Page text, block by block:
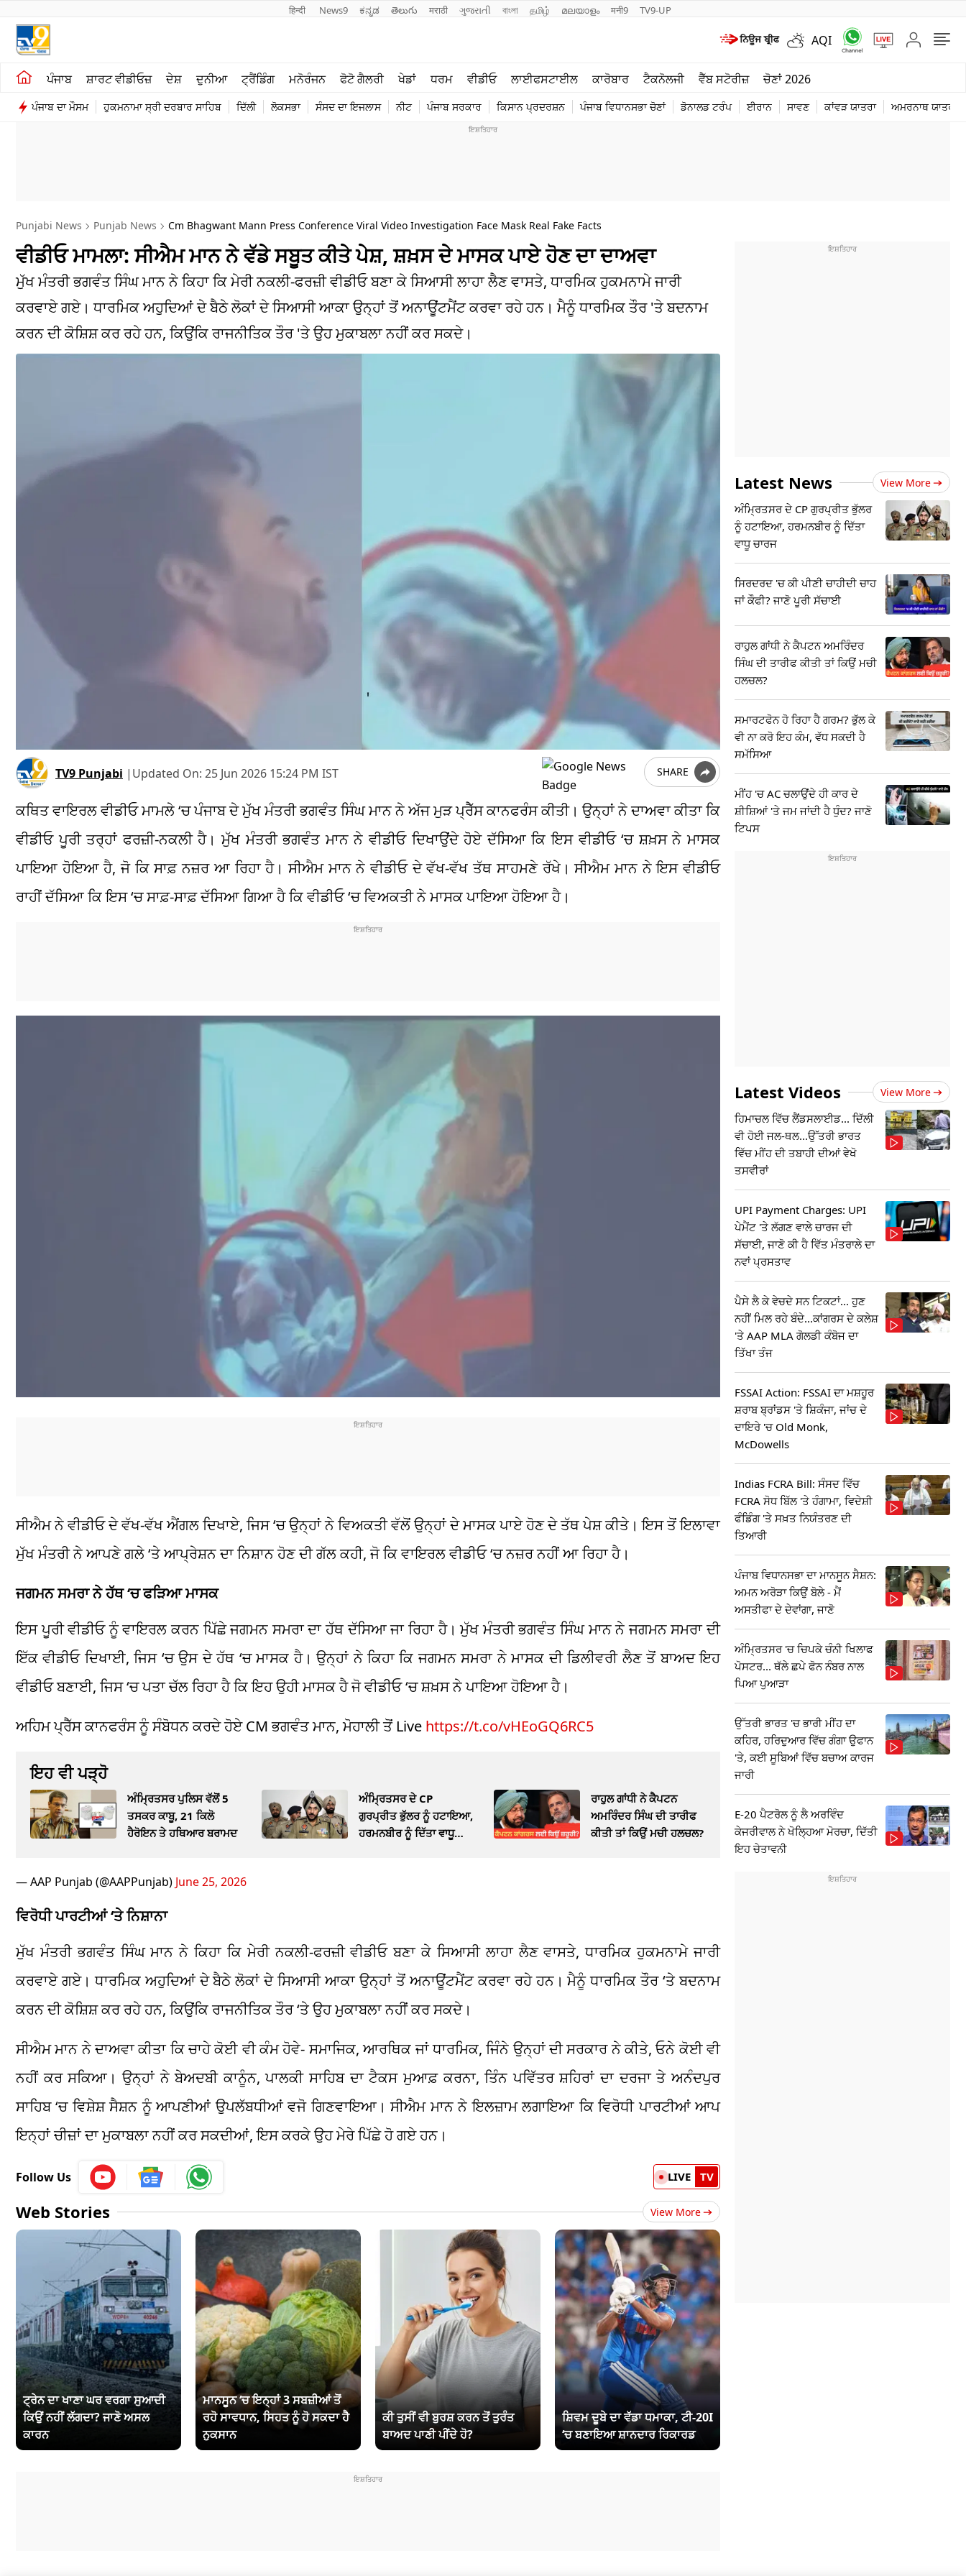
हिन्दी News9 ಕನ್ನಡ తెలుగు मराठी ગુજરાતી বাংলা தமிழ் മലയാളം मनी9 TV9-UP
AQI
ਪੰਜਾਬ ਸ਼ਾਰਟ ਵੀਡੀਓਜ਼ ਦੇਸ਼ ਦੁਨੀਆ ਟ੍ਰੈਂਡਿੰਗ ਮਨੋਰੰਜਨ ਫੋਟੋ ਗੈਲਰੀ ਖੇਡਾਂ ਧਰਮ ਵੀਡੀਓ ਲਾਈਫਸਟਾਈਲ ਕਾਰੋਬਾਰ ਟੈਕਨੋਲਜੀ ਵੈੱਬ ਸਟੋਰੀਜ਼ ਚੋਣਾਂ 2026
ਪੰਜਾਬ ਦਾ ਮੌਸਮ ਹੁਕਮਨਾਮਾ ਸ੍ਰੀ ਦਰਬਾਰ ਸਾਹਿਬ ਦਿੱਲੀ ਲੋਕਸਭਾ ਸੰਸਦ ਦਾ ਇਜਲਾਸ ਨੀਟ ਪੰਜਾਬ ਸਰਕਾਰ ਕਿਸਾਨ ਪ੍ਰਦਰਸ਼ਨ ਪੰਜਾਬ ਵਿਧਾਨਸਭਾ ਚੋਣਾਂ ਡੋਨਾਲਡ ਟਰੰਪ ਈਰਾਨ ਸਾਵਣ ਕਾਂਵੜ ਯਾਤਰਾ ਅਮਰਨਾਥ ਯਾਤਰਾ
ਖੇਤੀਬਾੜੀ
ਸ਼ਾਰਟ ਵੀਡੀਓਜ਼
ਮਨੋਰੰਜਨ
ਪੰਜਾਬ
ਟੈਕਨੋਲਜੀ
ਦੁਨੀਆ
Punjabi News Punjab News Cm Bhagwant Mann Press Conference Viral Video Investigation Face Mask Real Fake Facts
ਵੀਡੀਓ ਮਾਮਲਾ: ਸੀਐਮ ਮਾਨ ਨੇ ਵੱਡੇ ਸਬੂਤ ਕੀਤੇ ਪੇਸ਼, ਸ਼ਖ਼ਸ ਦੇ ਮਾਸਕ ਪਾਏ ਹੋਣ ਦਾ ਦਾਅਵਾ
ਮੁੱਖ ਮੰਤਰੀ ਭਗਵੰਤ ਸਿੰਘ ਮਾਨ ਨੇ ਕਿਹਾ ਕਿ ਮੇਰੀ ਨਕਲੀ-ਫਰਜ਼ੀ ਵੀਡੀਓ ਬਣਾ ਕੇ ਸਿਆਸੀ ਲਾਹਾ ਲੈਣ ਵਾਸਤੇ, ਧਾਰਮਿਕ ਹੁਕਮਨਾਮੇ ਜਾਰੀ
ਕਰਵਾਏ ਗਏ। ਧਾਰਮਿਕ ਅਹੁਦਿਆਂ ਦੇ ਬੈਠੇ ਲੋਕਾਂ ਦੇ ਸਿਆਸੀ ਆਕਾ ਉਨ੍ਹਾਂ ਤੋਂ ਅਨਾਊਂਟਮੈਂਟ ਕਰਵਾ ਰਹੇ ਹਨ। ਮੈਨੂੰ ਧਾਰਮਿਕ ਤੌਰ 'ਤੇ ਬਦਨਾਮ
ਕਰਨ ਦੀ ਕੋਸ਼ਿਸ਼ ਕਰ ਰਹੇ ਹਨ, ਕਿਉਂਕਿ ਰਾਜਨੀਤਿਕ ਤੌਰ 'ਤੇ ਉਹ ਮੁਕਾਬਲਾ ਨਹੀਂ ਕਰ ਸਕਦੇ।
TV9 Punjabi | Updated On: 25 Jun 2026 15:24 PM IST SHARE
ਕਥਿਤ ਵਾਇਰਲ ਵੀਡੀਓ ਮਾਮਲੇ ‘ਚ ਪੰਜਾਬ ਦੇ ਮੁੱਖ ਮੰਤਰੀ ਭਗਵੰਤ ਸਿੰਘ ਮਾਨ ਨੇ ਅੱਜ ਮੁੜ ਪ੍ਰੈੱਸ ਕਾਨਫਰੰਸ ਕੀਤੀ। ਉਨ੍ਹਾਂ ਨੇ ਦਾਅਵਾ ਕੀਤਾ ਕਿ
ਵੀਡੀਓ ਪੂਰੀ ਤਰ੍ਹਾਂ ਫਰਜ਼ੀ-ਨਕਲੀ ਹੈ। ਮੁੱਖ ਮੰਤਰੀ ਭਗਵੰਤ ਮਾਨ ਨੇ ਵੀਡੀਓ ਦਿਖਾਉਂਦੇ ਹੋਏ ਦੱਸਿਆ ਕਿ ਇਸ ਵੀਡੀਓ ‘ਚ ਸ਼ਖ਼ਸ ਨੇ ਮਾਸਕ
ਪਾਇਆ ਹੋਇਆ ਹੈ, ਜੋ ਕਿ ਸਾਫ਼ ਨਜ਼ਰ ਆ ਰਿਹਾ ਹੈ। ਸੀਐਮ ਮਾਨ ਨੇ ਵੀਡੀਓ ਦੇ ਵੱਖ-ਵੱਖ ਤੱਥ ਸਾਹਮਣੇ ਰੱਖੇ। ਸੀਐਮ ਮਾਨ ਨੇ ਇਸ ਵੀਡੀਓ
ਰਾਹੀਂ ਦੱਸਿਆ ਕਿ ਇਸ ‘ਚ ਸਾਫ਼-ਸਾਫ਼ ਦੱਸਿਆ ਗਿਆ ਹੈ ਕਿ ਵੀਡੀਓ ‘ਚ ਵਿਅਕਤੀ ਨੇ ਮਾਸਕ ਪਾਇਆ ਹੋਇਆ ਹੈ।
ਸੀਐਮ ਨੇ ਵੀਡੀਓ ਦੇ ਵੱਖ-ਵੱਖ ਐਂਗਲ ਦਿਖਾਏ, ਜਿਸ ‘ਚ ਉਨ੍ਹਾਂ ਨੇ ਵਿਅਕਤੀ ਵੱਲੋਂ ਉਨ੍ਹਾਂ ਦੇ ਮਾਸਕ ਪਾਏ ਹੋਣ ਦੇ ਤੱਥ ਪੇਸ਼ ਕੀਤੇ। ਇਸ ਤੋਂ ਇਲਾਵਾ
ਮੁੱਖ ਮੰਤਰੀ ਨੇ ਆਪਣੇ ਗਲੇ ‘ਤੇ ਆਪ੍ਰੇਸ਼ਨ ਦਾ ਨਿਸ਼ਾਨ ਹੋਣ ਦੀ ਗੱਲ ਕਹੀ, ਜੋ ਕਿ ਵਾਇਰਲ ਵੀਡੀਓ ‘ਚ ਨਜ਼ਰ ਨਹੀਂ ਆ ਰਿਹਾ ਹੈ।
ਜਗਮਨ ਸਮਰਾ ਨੇ ਹੱਥ ‘ਚ ਫੜਿਆ ਮਾਸਕ
ਇਸ ਪੂਰੀ ਵੀਡੀਓ ਨੂੰ ਵਾਇਰਲ ਕਰਨ ਪਿੱਛੇ ਜਗਮਨ ਸਮਰਾ ਦਾ ਹੱਥ ਦੱਸਿਆ ਜਾ ਰਿਹਾ ਹੈ। ਮੁੱਖ ਮੰਤਰੀ ਭਗਵੰਤ ਸਿੰਘ ਮਾਨ ਨੇ ਜਗਮਨ ਸਮਰਾ ਦੀ
ਇੱਕ ਵੀਡੀਓ ਦਿਖਾਈ, ਜਿਸ ‘ਚ ਉਸ ਦੇ ਹੱਥ ‘ਚ ਮਾਸਕ ਹੈ। ਉਨ੍ਹਾਂ ਨੇ ਕਿਹਾ ਕਿ ਜਗਮਨ ਸਮਰਾ ਨੇ ਮਾਸਕ ਦੀ ਡਿਲੀਵਰੀ ਲੈਣ ਤੋਂ ਬਾਅਦ ਇਹ
ਵੀਡੀਓ ਬਣਾਈ, ਜਿਸ ‘ਚ ਪਤਾ ਚੱਲ ਰਿਹਾ ਹੈ ਕਿ ਇਹ ਉਹੀ ਮਾਸਕ ਹੈ ਜੋ ਵੀਡੀਓ ‘ਚ ਸ਼ਖ਼ਸ ਨੇ ਪਾਇਆ ਹੋਇਆ ਹੈ।
ਅਹਿਮ ਪ੍ਰੈੱਸ ਕਾਨਫਰੰਸ ਨੂੰ ਸੰਬੋਧਨ ਕਰਦੇ ਹੋਏ CM ਭਗਵੰਤ ਮਾਨ, ਮੋਹਾਲੀ ਤੋਂ Live https://t.co/vHEoGQ6RC5
ਇਹ ਵੀ ਪੜ੍ਹੋ
ਅੰਮ੍ਰਿਤਸਰ ਪੁਲਿਸ ਵੱਲੋਂ 5
ਤਸਕਰ ਕਾਬੂ, 21 ਕਿਲੋ
ਹੈਰੋਇਨ ਤੇ ਹਥਿਆਰ ਬਰਾਮਦ
ਅੰਮ੍ਰਿਤਸਰ ਦੇ CP
ਗੁਰਪ੍ਰੀਤ ਭੁੱਲਰ ਨੂੰ ਹਟਾਇਆ,
ਹਰਮਨਬੀਰ ਨੂੰ ਦਿੱਤਾ ਵਾਧੂ
ਰਾਹੁਲ ਗਾਂਧੀ ਨੇ ਕੈਪਟਨ
ਅਮਰਿੰਦਰ ਸਿੰਘ ਦੀ ਤਾਰੀਫ
ਕੀਤੀ ਤਾਂ ਕਿਉਂ ਮਚੀ ਹਲਚਲ?
— AAP Punjab (@AAPPunjab) June 25, 2026
ਵਿਰੋਧੀ ਪਾਰਟੀਆਂ ‘ਤੇ ਨਿਸ਼ਾਨਾ
ਮੁੱਖ ਮੰਤਰੀ ਭਗਵੰਤ ਸਿੰਘ ਮਾਨ ਨੇ ਕਿਹਾ ਕਿ ਮੇਰੀ ਨਕਲੀ-ਫਰਜ਼ੀ ਵੀਡੀਓ ਬਣਾ ਕੇ ਸਿਆਸੀ ਲਾਹਾ ਲੈਣ ਵਾਸਤੇ, ਧਾਰਮਿਕ ਹੁਕਮਨਾਮੇ ਜਾਰੀ
ਕਰਵਾਏ ਗਏ। ਧਾਰਮਿਕ ਅਹੁਦਿਆਂ ਦੇ ਬੈਠੇ ਲੋਕਾਂ ਦੇ ਸਿਆਸੀ ਆਕਾ ਉਨ੍ਹਾਂ ਤੋਂ ਅਨਾਊਂਟਮੈਂਟ ਕਰਵਾ ਰਹੇ ਹਨ। ਮੈਨੂੰ ਧਾਰਮਿਕ ਤੌਰ ‘ਤੇ ਬਦਨਾਮ
ਕਰਨ ਦੀ ਕੋਸ਼ਿਸ਼ ਕਰ ਰਹੇ ਹਨ, ਕਿਉਂਕਿ ਰਾਜਨੀਤਿਕ ਤੌਰ ‘ਤੇ ਉਹ ਮੁਕਾਬਲਾ ਨਹੀਂ ਕਰ ਸਕਦੇ।
ਸੀਐਮ ਮਾਨ ਨੇ ਦਾਅਵਾ ਕੀਤਾ ਕਿ ਚਾਹੇ ਕੋਈ ਵੀ ਕੰਮ ਹੋਵੇ- ਸਮਾਜਿਕ, ਆਰਥਿਕ ਜਾਂ ਧਾਰਮਿਕ, ਜਿੰਨੇ ਉਨ੍ਹਾਂ ਦੀ ਸਰਕਾਰ ਨੇ ਕੀਤੇ, ਓਨੇ ਕੋਈ ਵੀ
ਨਹੀਂ ਕਰ ਸਕਿਆ। ਉਨ੍ਹਾਂ ਨੇ ਬੇਅਦਬੀ ਕਾਨੂੰਨ, ਪਾਲਕੀ ਸਾਹਿਬ ਦਾ ਟੈਕਸ ਮੁਆਫ਼ ਕਰਨਾ, ਤਿੰਨ ਪਵਿੱਤਰ ਸ਼ਹਿਰਾਂ ਦਾ ਦਰਜਾ ਤੇ ਅਨੰਦਪੁਰ
ਸਾਹਿਬ ‘ਚ ਵਿਸ਼ੇਸ਼ ਸੈਸ਼ਨ ਨੂੰ ਆਪਣੀਆਂ ਉਪਲੱਬਧੀਆਂ ਵਜੋ ਗਿਣਵਾਇਆ। ਸੀਐਮ ਮਾਨ ਨੇ ਇਲਜ਼ਾਮ ਲਗਾਇਆ ਕਿ ਵਿਰੋਧੀ ਪਾਰਟੀਆਂ ਆਪ
ਇਨ੍ਹਾਂ ਚੀਜ਼ਾਂ ਦਾ ਮੁਕਾਬਲਾ ਨਹੀਂ ਕਰ ਸਕਦੀਆਂ, ਇਸ ਕਰਕੇ ਉਹ ਮੇਰੇ ਪਿੱਛੇ ਹੋ ਗਏ ਹਨ।
Follow Us LIVE TV
Web Stories View More
ਟ੍ਰੇਨ ਦਾ ਖਾਣਾ ਘਰ ਵਰਗਾ ਸੁਆਦੀ
ਕਿਉਂ ਨਹੀਂ ਲੱਗਦਾ? ਜਾਣੋ ਅਸਲ
ਕਾਰਨ
ਮਾਨਸੂਨ ‘ਚ ਇਨ੍ਹਾਂ 3 ਸਬਜ਼ੀਆਂ ਤੋਂ
ਰਹੋ ਸਾਵਧਾਨ, ਸਿਹਤ ਨੂੰ ਹੋ ਸਕਦਾ ਹੈ
ਨੁਕਸਾਨ
ਕੀ ਤੁਸੀਂ ਵੀ ਬੁਰਸ਼ ਕਰਨ ਤੋਂ ਤੁਰੰਤ
ਬਾਅਦ ਪਾਣੀ ਪੀਂਦੇ ਹੋ?
ਸ਼ਿਵਮ ਦੂਬੇ ਦਾ ਵੱਡਾ ਧਮਾਕਾ, ਟੀ-20I
‘ਚ ਬਣਾਇਆ ਸ਼ਾਨਦਾਰ ਰਿਕਾਰਡ
Latest News View More
ਅੰਮ੍ਰਿਤਸਰ ਦੇ CP ਗੁਰਪ੍ਰੀਤ ਭੁੱਲਰ
ਨੂੰ ਹਟਾਇਆ, ਹਰਮਨਬੀਰ ਨੂੰ ਦਿੱਤਾ
ਵਾਧੂ ਚਾਰਜ
ਸਿਰਦਰਦ 'ਚ ਕੀ ਪੀਣੀ ਚਾਹੀਦੀ ਚਾਹ
ਜਾਂ ਕੌਫੀ? ਜਾਣੋ ਪੂਰੀ ਸੱਚਾਈ
ਰਾਹੁਲ ਗਾਂਧੀ ਨੇ ਕੈਪਟਨ ਅਮਰਿੰਦਰ
ਸਿੰਘ ਦੀ ਤਾਰੀਫ ਕੀਤੀ ਤਾਂ ਕਿਉਂ ਮਚੀ
ਹਲਚਲ?
ਸਮਾਰਟਫੋਨ ਹੋ ਰਿਹਾ ਹੈ ਗਰਮ? ਭੁੱਲ ਕੇ
ਵੀ ਨਾ ਕਰੋ ਇਹ ਕੰਮ, ਵੱਧ ਸਕਦੀ ਹੈ
ਸਮੱਸਿਆ
ਮੀਂਹ 'ਚ AC ਚਲਾਉਂਦੇ ਹੀ ਕਾਰ ਦੇ
ਸ਼ੀਸ਼ਿਆਂ 'ਤੇ ਜਮ ਜਾਂਦੀ ਹੈ ਧੁੰਦ? ਜਾਣੋ
ਟਿਪਸ
Latest Videos View More
ਹਿਮਾਚਲ ਵਿੱਚ ਲੈਂਡਸਲਾਈਡ... ਦਿੱਲੀ
ਵੀ ਹੋਈ ਜਲ-ਥਲ...ਉੱਤਰੀ ਭਾਰਤ
ਵਿੱਚ ਮੀਂਹ ਦੀ ਤਬਾਹੀ ਦੀਆਂ ਵੇਖੋ
ਤਸਵੀਰਾਂ
UPI Payment Charges: UPI
ਪੇਮੈਂਟ 'ਤੇ ਲੱਗਣ ਵਾਲੇ ਚਾਰਜ ਦੀ
ਸੱਚਾਈ, ਜਾਣੋ ਕੀ ਹੈ ਵਿੱਤ ਮੰਤਰਾਲੇ ਦਾ
ਨਵਾਂ ਪ੍ਰਸਤਾਵ
ਪੈਸੇ ਲੈ ਕੇ ਵੇਚਦੇ ਸਨ ਟਿਕਟਾਂ... ਹੁਣ
ਨਹੀਂ ਮਿਲ ਰਹੇ ਬੰਦੇ...ਕਾਂਗਰਸ ਦੇ ਕਲੇਸ਼
'ਤੇ AAP MLA ਗੋਲਡੀ ਕੰਬੋਜ ਦਾ
ਤਿੱਖਾ ਤੰਜ
FSSAI Action: FSSAI ਦਾ ਮਸ਼ਹੂਰ
ਸ਼ਰਾਬ ਬ੍ਰਾਂਡਸ 'ਤੇ ਸ਼ਿਕੰਜਾ, ਜਾਂਚ ਦੇ
ਦਾਇਰੇ 'ਚ Old Monk,
McDowells
Indias FCRA Bill: ਸੰਸਦ ਵਿੱਚ
FCRA ਸੋਧ ਬਿੱਲ 'ਤੇ ਹੰਗਾਮਾ, ਵਿਦੇਸ਼ੀ
ਫੰਡਿੰਗ 'ਤੇ ਸਖ਼ਤ ਨਿਯੰਤਰਣ ਦੀ
ਤਿਆਰੀ
ਪੰਜਾਬ ਵਿਧਾਨਸਭਾ ਦਾ ਮਾਨਸੂਨ ਸੈਸ਼ਨ:
ਅਮਨ ਅਰੋੜਾ ਕਿਉਂ ਬੋਲੇ - ਮੈਂ
ਅਸਤੀਫਾ ਦੇ ਦੇਵਾਂਗਾ, ਜਾਣੋ
ਅੰਮ੍ਰਿਤਸਰ 'ਚ ਚਿਪਕੇ ਚੰਨੀ ਖਿਲਾਫ
ਪੋਸਟਰ... ਥੱਲੇ ਛਪੇ ਫੋਨ ਨੰਬਰ ਨਾਲ
ਪਿਆ ਪੁਆੜਾ
ਉੱਤਰੀ ਭਾਰਤ 'ਚ ਭਾਰੀ ਮੀਂਹ ਦਾ
ਕਹਿਰ, ਹਰਿਦੁਆਰ ਵਿੱਚ ਗੰਗਾ ਉਫਾਨ
'ਤੇ, ਕਈ ਸੂਬਿਆਂ ਵਿੱਚ ਬਚਾਅ ਕਾਰਜ
ਜਾਰੀ
E-20 ਪੈਟਰੋਲ ਨੂੰ ਲੈ ਅਰਵਿੰਦ
ਕੇਜਰੀਵਾਲ ਨੇ ਖੋਲ੍ਹਿਆ ਮੋਰਚਾ, ਦਿੱਤੀ
ਇਹ ਚੇਤਾਵਨੀ